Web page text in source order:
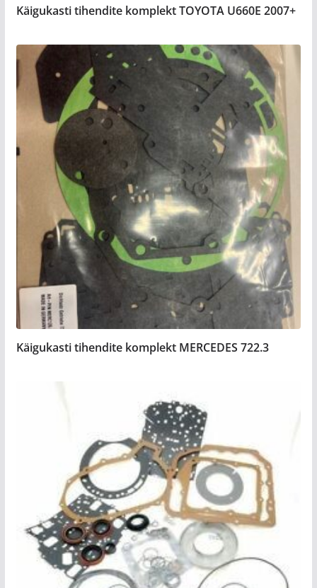
Käigukasti tihendite komplekt TOYOTA U660E 2007+
Käigukasti tihendite komplekt MERCEDES 722.3